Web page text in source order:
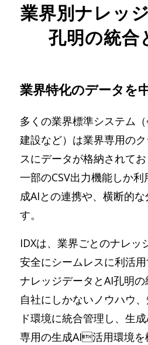
業界別ナレッ
孔明の統合
業界特化のデータを
多くの業界標準システム（
建設など）は業界専用の
スにデータが格納されて
一部のCSV出力機能しか
成AIとの連携や、横断的
す。
IDXは、業界ごとのナレッ
安全にシームレスに利活
ナレッジデータとAI孔明の
自社にしかないノウハウ
ド環境に統合管理し、生
専用の生成AI活用環境を